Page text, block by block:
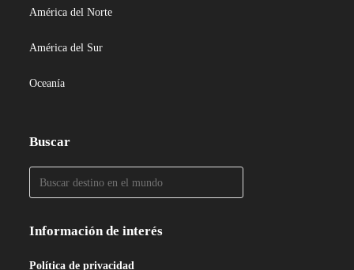
América del Norte
América del Sur
Oceanía
Buscar
Información de interés
Política de privacidad